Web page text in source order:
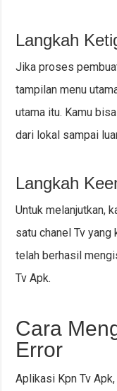
Langkah
Jika proses
tampilan menu
utama itu. Kamu
dari lokal sampai
Langkah
Untuk melanjutkan,
satu chanel Tv yang
telah berhasil
Tv Apk.
Cara
Error
Aplikasi Kpn Tv